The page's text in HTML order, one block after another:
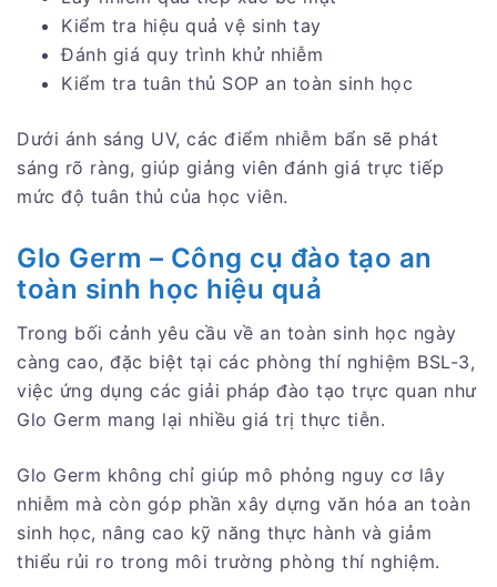
Kiểm tra hiệu quả vệ sinh tay
Đánh giá quy trình khử nhiễm
Kiểm tra tuân thủ SOP an toàn sinh học
Dưới ánh sáng UV, các điểm nhiễm bẩn sẽ phát
sáng rõ ràng, giúp giảng viên đánh giá trực tiếp
mức độ tuân thủ của học viên.
Glo Germ – Công cụ đào tạo an
toàn sinh học hiệu quả
Trong bối cảnh yêu cầu về an toàn sinh học ngày
càng cao, đặc biệt tại các phòng thí nghiệm BSL-3,
việc ứng dụng các giải pháp đào tạo trực quan như
Glo Germ mang lại nhiều giá trị thực tiễn.
Glo Germ không chỉ giúp mô phỏng nguy cơ lây
nhiễm mà còn góp phần xây dựng văn hóa an toàn
sinh học, nâng cao kỹ năng thực hành và giảm
thiểu rủi ro trong môi trường phòng thí nghiệm.